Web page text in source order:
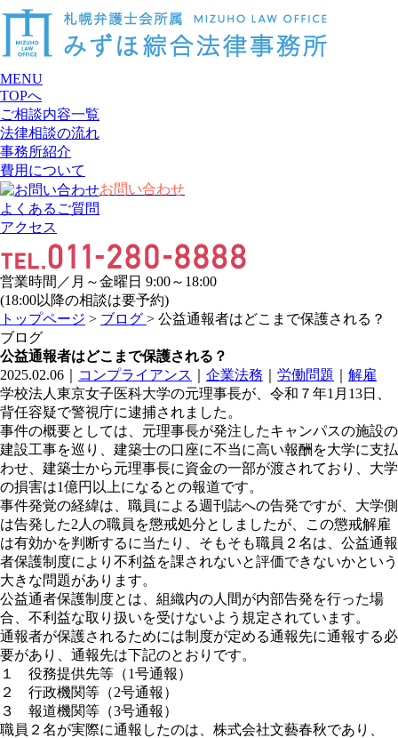
MENU
TOPへ
ご相談内容一覧
法律相談の流れ
事務所紹介
費用について
お問い合わせ
よくあるご質問
アクセス
営業時間／月～金曜日 9:00～18:00
(18:00以降の相談は要予約)
トップページ > ブログ > 公益通報者はどこまで保護される？
ブログ
公益通報者はどこまで保護される？
2025.02.06
コンプライアンス 企業法務 労働問題
解雇
学校法人東京女子医科大学の元理事長が、令和７年1月13日、
背任容疑で警視庁に逮捕されました。
事件の概要としては、元理事長が発注したキャンパスの施設の
建設工事を巡り、建築士の口座に不当に高い報酬を大学に支払
わせ、建築士から元理事長に資金の一部が渡されており、大学
の損害は1億円以上になるとの報道です。
事件発覚の経緯は、職員による週刊誌への告発ですが、大学側
は告発した2人の職員を懲戒処分としましたが、この懲戒解雇
は有効かを判断するに当たり、そもそも職員２名は、公益通報
者保護制度により不利益を課されないと評価できないかという
大きな問題があります。
公益通者保護制度とは、組織内の人間が内部告発を行った場
合、不利益な取り扱いを受けないよう規定されています。
通報者が保護されるためには制度が定める通報先に通報する必
要があり、通報先は下記のとおりです。
１ 役務提供先等（1号通報）
２ 行政機関等（2号通報）
３ 報道機関等（3号通報）
職員２名が実際に通報したのは、株式会社文藝春秋であり、